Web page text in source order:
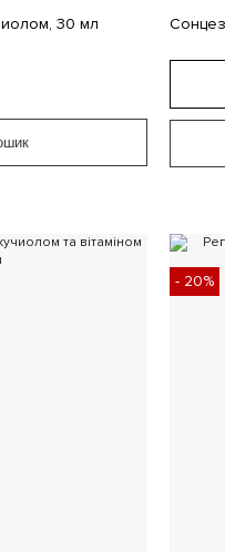
30 мл
- 20%